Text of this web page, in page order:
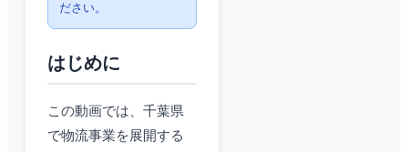
ださい。
はじめに
この動画では、千葉県
で物流事業を展開する